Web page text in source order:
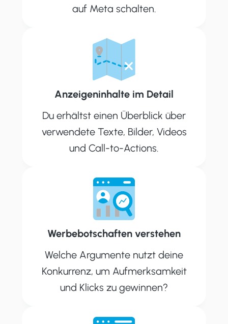
auf Meta schalten.
Anzeigeninhalte im Detail
Du erhältst einen Überblick über
verwendete Texte, Bilder, Videos
und Call-to-Actions.
Werbebotschaften verstehen
Welche Argumente nutzt deine
Konkurrenz, um Aufmerksamkeit
und Klicks zu gewinnen?